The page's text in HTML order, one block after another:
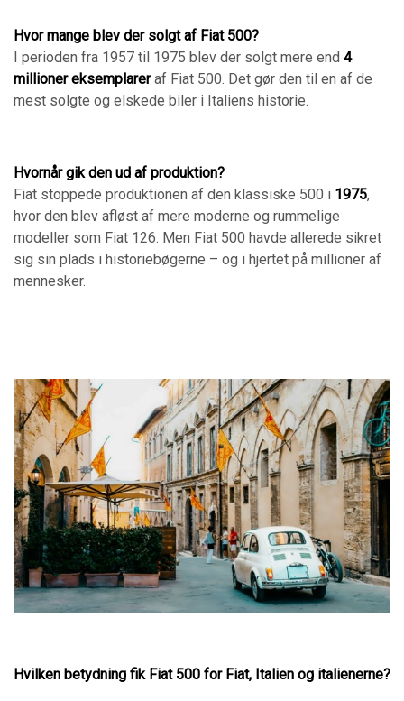
Hvor mange blev der solgt af Fiat 500?
I perioden fra 1957 til 1975 blev der solgt mere end 4
millioner eksemplareraf Fiat 500. Det gør den til en af de
mest solgte og elskede biler i Italiens historie.
Hvornår gik den ud af produktion?
Fiat stoppede produktionen af den klassiske 500 i 1975,
hvor den blev afløst af mere moderne og rummelige
modeller som Fiat 126. Men Fiat 500 havde allerede sikret
sig sin plads i historiebøgerne – og i hjertet på millioner af
mennesker.
Hvilken betydning fik Fiat 500 for Fiat, Italien og italienerne?